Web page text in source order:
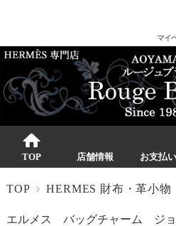
マイ
TOP 店舗情報 お支払い
TOP HERMES 財布・革小物
エルメス バッグチャーム ジョ